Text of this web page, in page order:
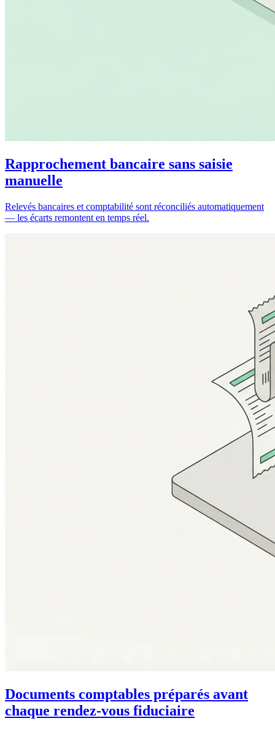
Rapprochement bancaire sans saisie
manuelle
Relevés bancaires et comptabilité sont réconciliés automatiquement
— les écarts remontent en temps réel.
Documents comptables préparés avant
chaque rendez-vous fiduciaire